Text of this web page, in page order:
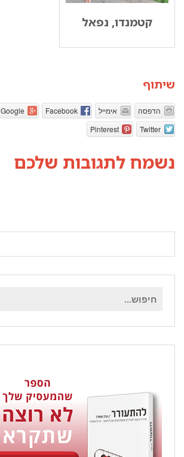
קטמנדו, נפאל
שיתוף
הדפסה אימייל Facebook
Google
Twitter
Pinterest
נשמח לתגובות שלכם